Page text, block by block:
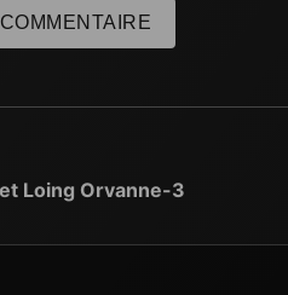
Loing Orvanne-3